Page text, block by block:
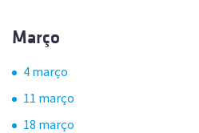
Março
4 março
11 março
18 março